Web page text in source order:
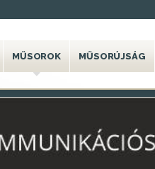
MŰSOROK MŰSORÚJSÁG